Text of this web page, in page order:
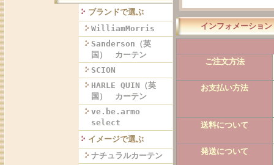
ブランドで選ぶ
WilliamMorris
Sanderson（英
国） カーテン
SCION
HARLE QUIN（英
国） カーテン
ve.be.armo
select
イメージで選ぶ
ナチュラルカーテン
インフォメーション
ご注文方法
お支払い方法
送料について
発送について